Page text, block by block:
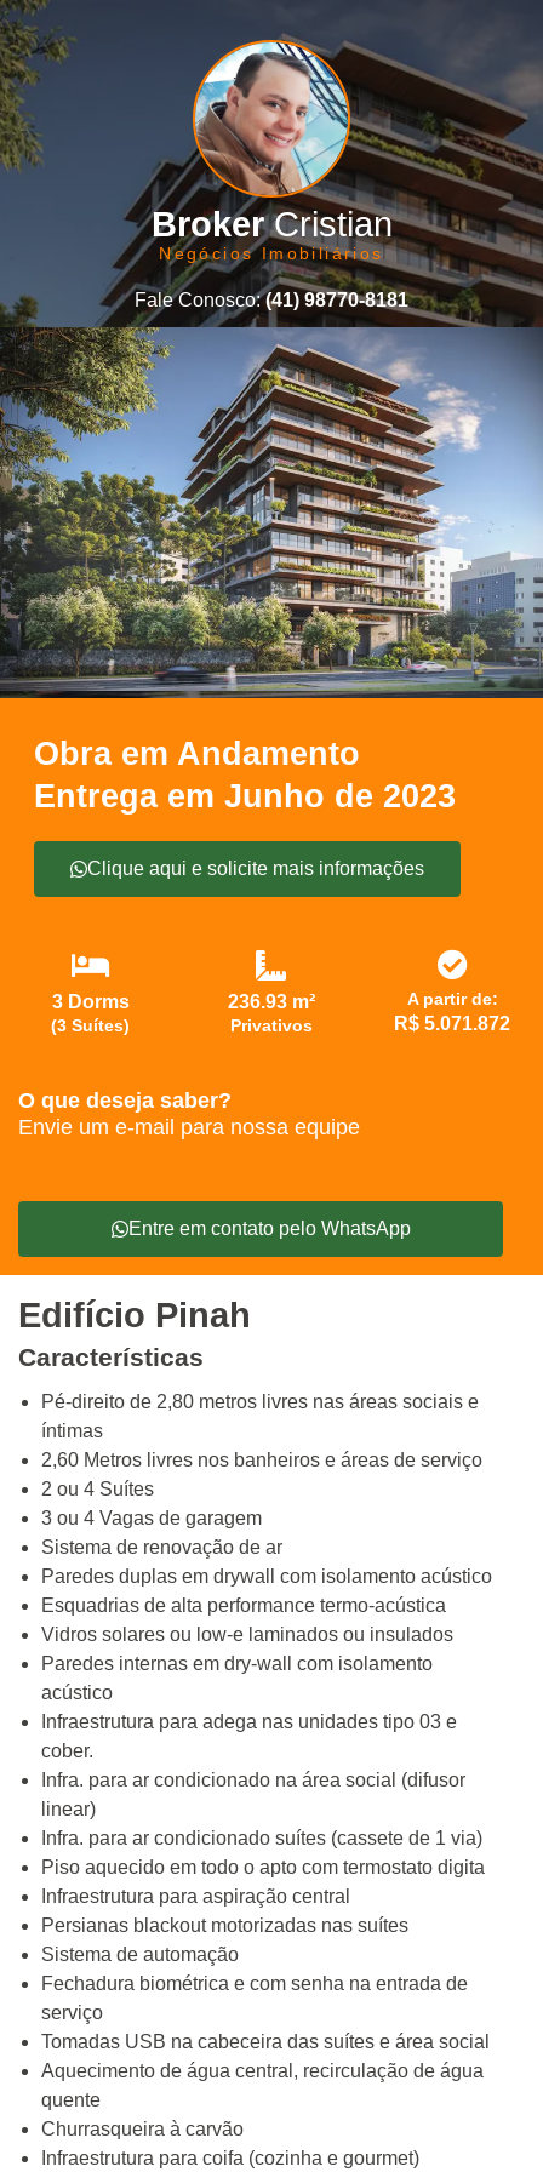
BrokerCristian
Negócios Imobiliários
Fale Conosco:(41) 98770-8181
Obra em Andamento
Entrega em Junho de 2023
Clique aqui e solicite mais informações
Edifício Pinah
Características
Pé-direito de 2,80 metros livres nas áreas sociais e
íntimas
2,60 Metros livres nos banheiros e áreas de serviço
2 ou 4 Suítes
3 ou 4 Vagas de garagem
Sistema de renovação de ar
Paredes duplas em drywall com isolamento acústico
Esquadrias de alta performance termo-acústica
Vidros solares ou low-e laminados ou insulados
Paredes internas em dry-wall com isolamento
acústico
Infraestrutura para adega nas unidades tipo 03 e
cober.
Infra. para ar condicionado na área social (difusor
linear)
Infra. para ar condicionado suítes (cassete de 1 via)
Piso aquecido em todo o apto com termostato digita
Infraestrutura para aspiração central
Persianas blackout motorizadas nas suítes
Sistema de automação
Fechadura biométrica e com senha na entrada de
serviço
Tomadas USB na cabeceira das suítes e área social
Aquecimento de água central, recirculação de água
quente
Churrasqueira à carvão
Infraestrutura para coifa (cozinha e gourmet)
3 Dorms
(3 Suítes)
236.93 m²
Privativos
A partir de:
R$ 5.071.872
O que deseja saber?
Envie um e-mail para nossa equipe
Entre em contato pelo WhatsApp